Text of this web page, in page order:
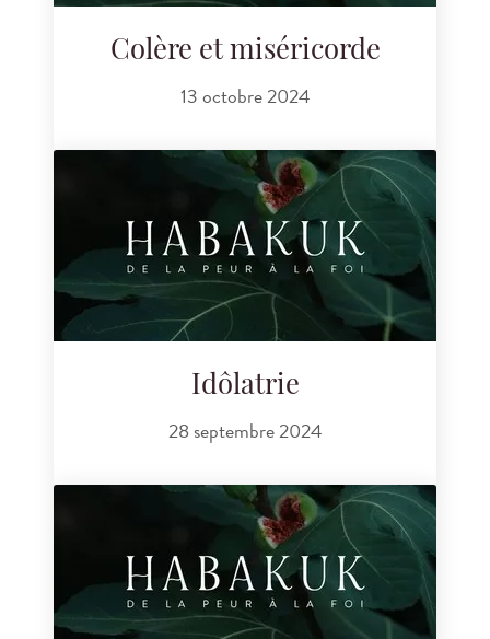
Colère et miséricorde
13 octobre 2024
Idôlatrie
28 septembre 2024